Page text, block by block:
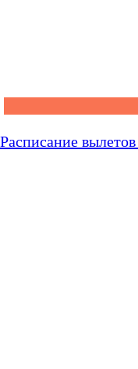
Расписание